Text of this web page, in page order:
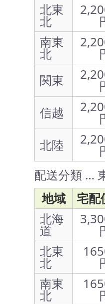
北東
北
南東
北
関東
信越
北陸
配送分類 …
地域
宅配
北海
道
北東
北
南東
北